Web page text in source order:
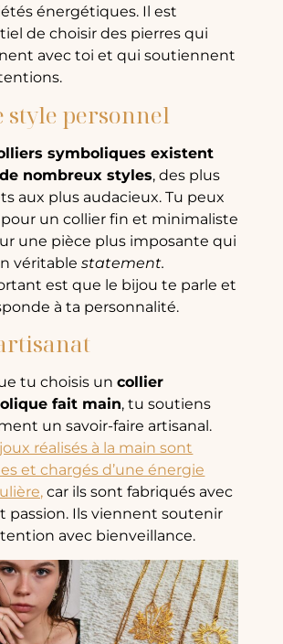
énergétiques. Il est
de choisir des pierres qui
avec toi et qui soutiennent
style personnel
symboliques existent
nombreux styles, des plus
aux plus audacieux. Tu peux
un collier fin et minimaliste
une pièce plus imposante qui
véritablestatement.
est que le bijou te parle et
à ta personnalité.
tu choisis uncollier
fait main, tu soutiens
un savoir-faire artisanal.
réalisés à la main sont
et chargés d’une énergie
car ils sont fabriqués avec
passion. Ils viennent soutenir
avec bienveillance.